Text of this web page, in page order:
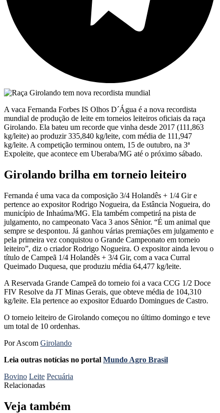
A vaca Fernanda Forbes IS Olhos D´Água é a nova recordista
mundial de produção de leite em torneios leiteiros oficiais da raça
Girolando. Ela bateu um recorde que vinha desde 2017 (111,863
kg/leite) ao produzir 335,840 kg/leite, com média de 111,947
kg/leite. A competição terminou ontem, 15 de outubro, na 3ª
Expoleite, que acontece em Uberaba/MG até o próximo sábado.
Girolando brilha em torneio leiteiro
Fernanda é uma vaca da composição 3/4 Holandês + 1/4 Gir e
pertence ao expositor Rodrigo Nogueira, da Estância Nogueira, do
município de Inhaúma/MG. Ela também competirá na pista de
julgamento, no campeonato Vaca 3 anos Sênior. “É um animal que
sempre se despontou. Já ganhou várias premiações em julgamento e
pela primeira vez conquistou o Grande Campeonato em torneio
leiteiro”, diz o criador Rodrigo Nogueira. O expositor ainda levou o
título de Campeã 1/4 Holandês + 3/4 Gir, com a vaca Curral
Queimado Duquesa, que produziu média 64,477 kg/leite.
A Reservada Grande Campeã do torneio foi a vaca CCG 1/2 Doce
FIV Resolve da JT Minas Gerais, que obteve média de 104,310
kg/leite. Ela pertence ao expositor Eduardo Domingues de Castro.
O torneio leiteiro de Girolando começou no último domingo e teve
um total de 10 ordenhas.
Por Ascom Girolando
Leia outras notícias no portal Mundo Agro Brasil
Bovino Leite Pecuária
Relacionadas
Veja também